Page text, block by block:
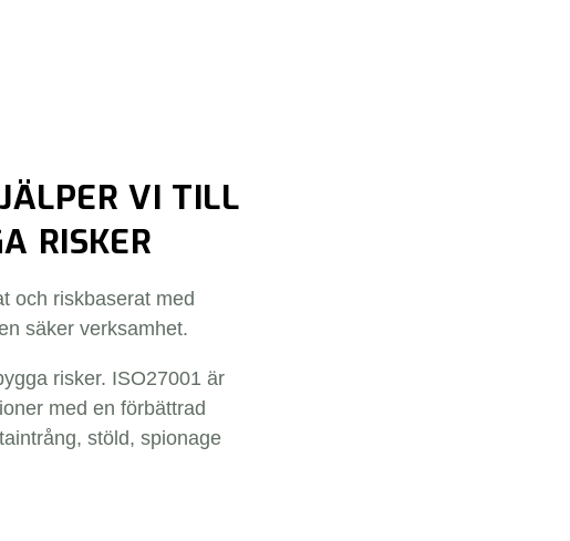
VI TILL
RISKER
och riskbaserat med
säker verksamhet.
risker. ISO27001 är
med en förbättrad
stöld, spionage